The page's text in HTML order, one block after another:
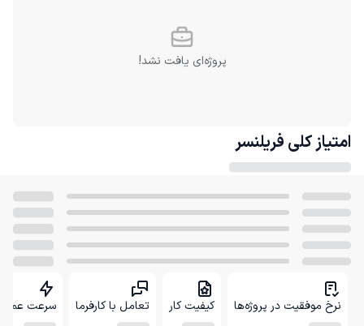
پروژه‌ای یافت نشد!
امتیاز کلی فریلنسر
نرخ موفقیت در پروژه‌ها کیفیت کار تعامل با کارفرما سرعت عمل